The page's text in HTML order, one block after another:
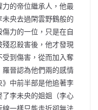
的帝位繼承人，他最
央去過閑雲野鶴般的
力的一位，只是在自
忍殺害後，他才發現
到傷害，從而加入奪
晉認為他們兩的感情
中前半部是他追著李
李未央的姐姐（李心